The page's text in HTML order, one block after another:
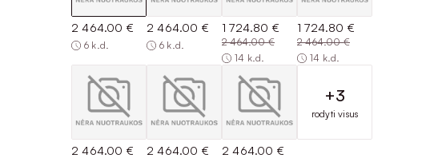
2 464.00 €
6 k.d.
2 464.00 €
6 k.d.
1 724.80 €
2 464.00 €
14 k.d.
1 724.80 €
2 464.00 €
14 k.d.
2 464.00 € 2 464.00 € 2 464.00 €
+3
rodyti visus